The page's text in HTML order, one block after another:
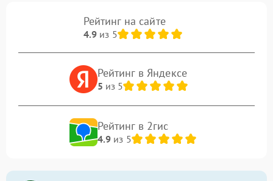
Рейтинг на сайте
4.9из 5
Рейтинг в Яндексе
5 из 5
Рейтинг в 2гис
4.9из 5